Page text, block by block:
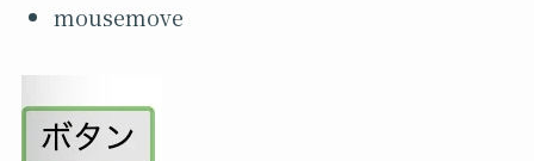
mousemove